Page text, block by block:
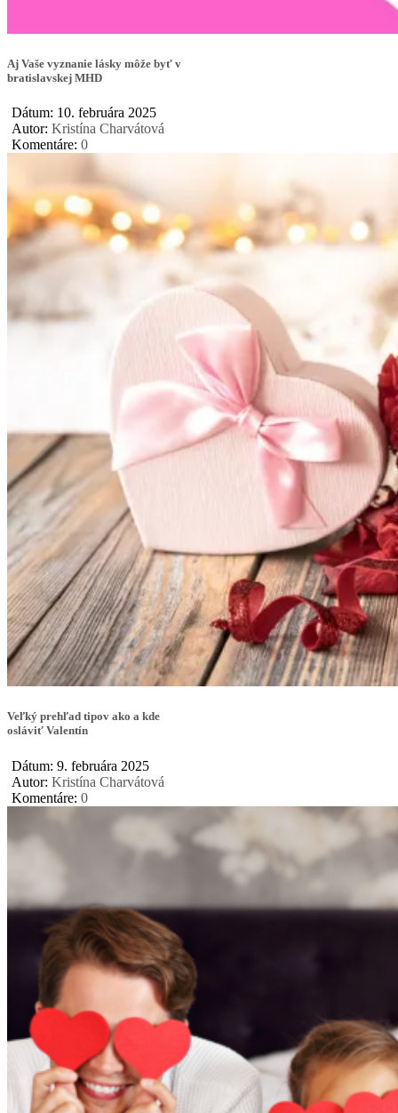
Aj Vaše vyznanie lásky môže byť v
bratislavskej MHD
Dátum: 10. februára 2025
Autor: Kristína Charvátová
Komentáre: 0
Veľký prehľad tipov ako a kde
osláviť Valentín
Dátum: 9. februára 2025
Autor: Kristína Charvátová
Komentáre: 0